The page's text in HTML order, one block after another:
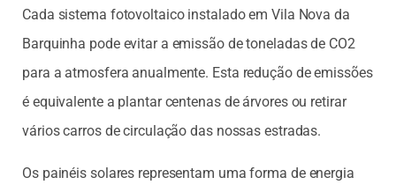
Cada sistema fotovoltaico instalado em Vila Nova da
Barquinha pode evitar a emissão de toneladas de CO2
para a atmosfera anualmente. Esta redução de emissões
é equivalente a plantar centenas de árvores ou retirar
vários carros de circulação das nossas estradas.
Os painéis solares representam uma forma de energia